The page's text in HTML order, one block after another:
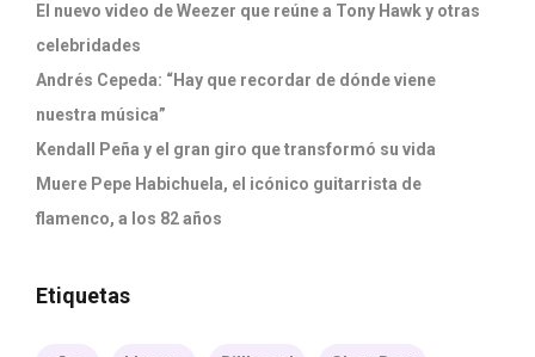
El nuevo video de Weezer que reúne a Tony Hawk y otras
celebridades
Andrés Cepeda: “Hay que recordar de dónde viene
nuestra música”
Kendall Peña y el gran giro que transformó su vida
Muere Pepe Habichuela, el icónico guitarrista de
flamenco, a los 82 años
Etiquetas